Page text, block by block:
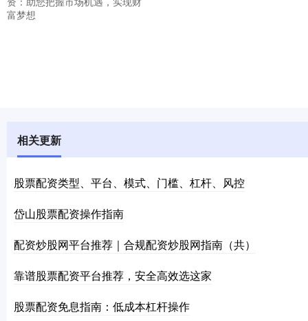
富梦想
相关更新
股票配资类型、平台、模式、门槛、杠杆、风控
岱山股票配资操作指南
配资炒股网平台推荐｜合规配资炒股网指南（共）
靠谱股票配资平台推荐，安全高效选这家
股票配资免息指南：低成本杠杆操作